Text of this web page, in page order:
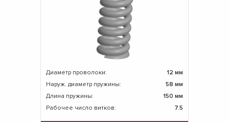
Диаметр проволоки:
12 мм
Наруж. диаметр пружины:
58 мм
Длина пружины:
150 мм
Рабочее число витков:
7.5